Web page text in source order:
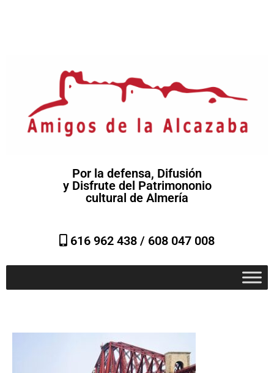
Por la defensa, Difusión
y Disfrute del Patrimononio
cultural de Almería
616 962 438 / 608 047 008